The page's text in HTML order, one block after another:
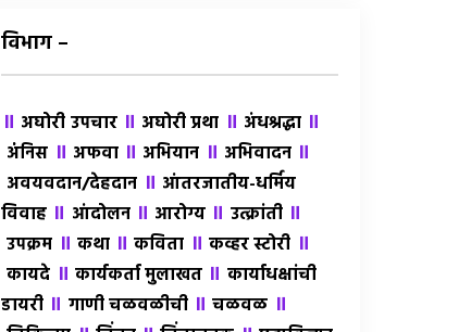
विभाग –
॥ अघोरी उपचार ॥ अघोरी प्रथा ॥ अंधश्रद्धा ॥
अंंनिस ॥ अफवा ॥ अभियान ॥ अभिवादन ॥
अवयवदान/देहदान ॥ आंतरजातीय-धर्मिय
विवाह ॥ आंदोलन ॥ आरोग्य ॥ उत्क्रांती ॥
उपक्रम ॥ कथा ॥कविता ॥कव्हर स्टोरी ॥
कायदे ॥ कार्यकर्ता मुलाखत ॥ कार्याधक्षांची
डायरी ॥ गाणी चळवळीची ॥चळवळ ॥